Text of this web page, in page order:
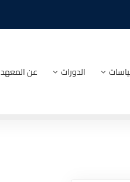
الدورات عن المعهد